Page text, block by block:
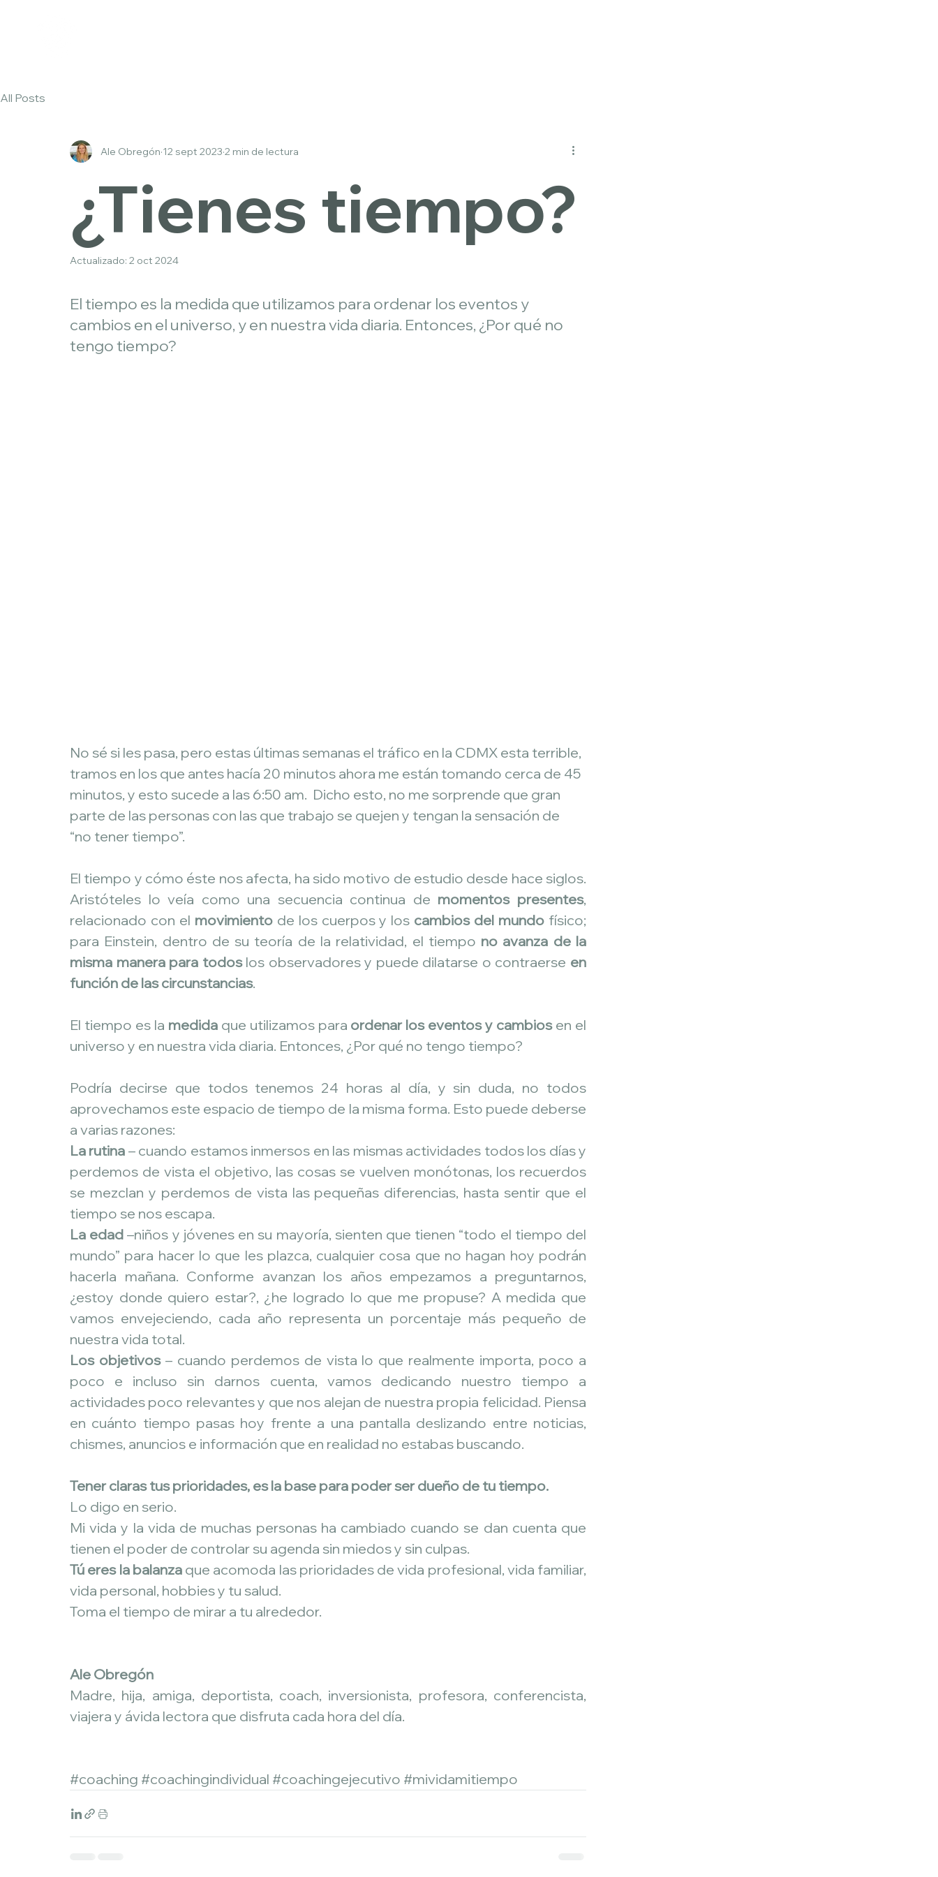
All Posts
¿Tienes tiempo?
Ale Obregón 12 sept 2023 2 min de lectura
Actualizado: 2 oct 2024
El tiempo es la medida que utilizamos para ordenar los eventos y
cambios en el universo, y en nuestra vida diaria. Entonces, ¿Por qué no
tengo tiempo?
No sé si les pasa, pero estas últimas semanas el tráfico en la CDMX esta terrible,
tramos en los que antes hacía 20 minutos ahora me están tomando cerca de 45
minutos, y esto sucede a las 6:50 am.  Dicho esto, no me sorprende que gran
parte de las personas con las que trabajo se quejen y tengan la sensación de
“no tener tiempo”.
El tiempo y cómo éste nos afecta, ha sido motivo de estudio desde hace siglos.
Aristóteles lo veía como una secuencia continua de momentos presentes,
relacionado con el movimiento de los cuerpos y los cambios del mundo físico;
para Einstein, dentro de su teoría de la relatividad, el tiempo no avanza de la
misma manera para todos los observadores y puede dilatarse o contraerse en
función de las circunstancias.
El tiempo es la medida que utilizamos para ordenar los eventos y cambios en el
universo y en nuestra vida diaria. Entonces, ¿Por qué no tengo tiempo?
Podría decirse que todos tenemos 24 horas al día, y sin duda, no todos
aprovechamos este espacio de tiempo de la misma forma. Esto puede deberse
a varias razones:
La rutina – cuando estamos inmersos en las mismas actividades todos los días y
perdemos de vista el objetivo, las cosas se vuelven monótonas, los recuerdos
se mezclan y perdemos de vista las pequeñas diferencias, hasta sentir que el
tiempo se nos escapa.
La edad –niños y jóvenes en su mayoría, sienten que tienen “todo el tiempo del
mundo” para hacer lo que les plazca, cualquier cosa que no hagan hoy podrán
hacerla mañana. Conforme avanzan los años empezamos a preguntarnos,
¿estoy donde quiero estar?, ¿he logrado lo que me propuse? A medida que
vamos envejeciendo, cada año representa un porcentaje más pequeño de
nuestra vida total.
Los objetivos – cuando perdemos de vista lo que realmente importa, poco a
poco e incluso sin darnos cuenta, vamos dedicando nuestro tiempo a
actividades poco relevantes y que nos alejan de nuestra propia felicidad. Piensa
en cuánto tiempo pasas hoy frente a una pantalla deslizando entre noticias,
chismes, anuncios e información que en realidad no estabas buscando.
Tener claras tus prioridades, es la base para poder ser dueño de tu tiempo.
Lo digo en serio.
Mi vida y la vida de muchas personas ha cambiado cuando se dan cuenta que
tienen el poder de controlar su agenda sin miedos y sin culpas.
Tú eres la balanza que acomoda las prioridades de vida profesional, vida familiar,
vida personal, hobbies y tu salud.
Toma el tiempo de mirar a tu alrededor.
Ale Obregón
Madre, hija, amiga, deportista, coach, inversionista, profesora, conferencista,
viajera y ávida lectora que disfruta cada hora del día.
#coaching #coachingindividual #coachingejecutivo #mividamitiempo